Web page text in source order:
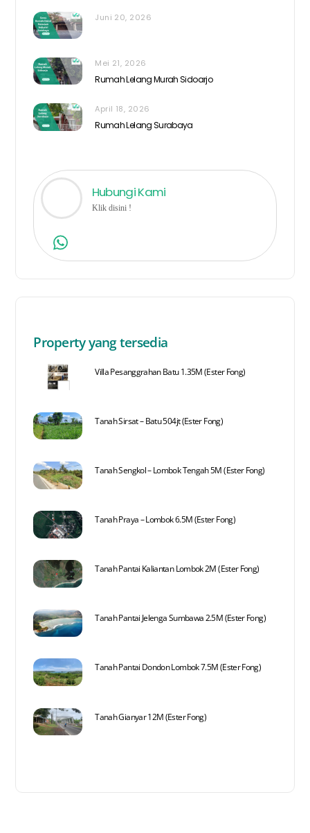
Juni 20, 2026
Mei 21, 2026
Rumah Lelang Murah Sidoarjo
April 18, 2026
Rumah Lelang Surabaya
Hubungi Kami
Klik disini !
Property yang tersedia
Villa Pesanggrahan Batu 1.35M (Ester Fong)
Tanah Sirsat – Batu 504jt (Ester Fong)
Tanah Sengkol – Lombok Tengah 5M (Ester Fong)
Tanah Praya – Lombok 6.5M (Ester Fong)
Tanah Pantai Kaliantan Lombok 2M (Ester Fong)
Tanah Pantai Jelenga Sumbawa 2.5M (Ester Fong)
Tanah Pantai Dondon Lombok 7.5M (Ester Fong)
Tanah Gianyar 12M (Ester Fong)